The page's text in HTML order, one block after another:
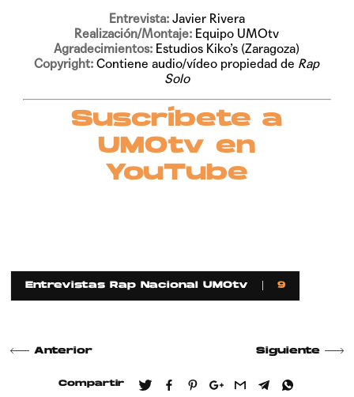
Entrevista: Javier Rivera
Realización/Montaje: Equipo UMOtv
Agradecimientos: Estudios Kiko’s (Zaragoza)
Copyright:Contiene audio/vídeo propiedad de Rap
Solo
Suscríbete a
UMOtv en
YouTube
Entrevistas Rap Nacional UMOtv 9
Anterior Siguiente
Compartir